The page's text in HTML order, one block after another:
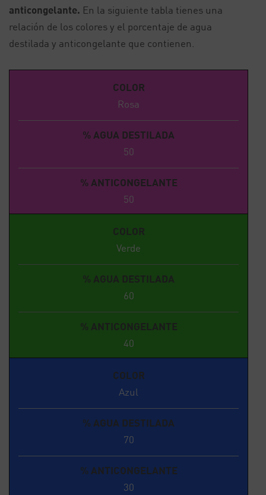
anticongelante. En la siguiente tabla tienes una
relación de los colores y el porcentaje de agua
destilada y anticongelante que contienen.
COLOR
Rosa
% AGUA DESTILADA
50
% ANTICONGELANTE
50
COLOR
Verde
% AGUA DESTILADA
60
% ANTICONGELANTE
40
COLOR
Azul
% AGUA DESTILADA
70
% ANTICONGELANTE
30